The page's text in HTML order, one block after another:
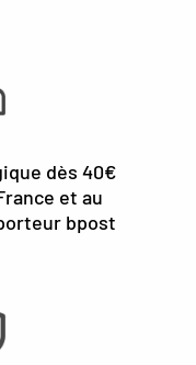
dès 40€
et au
bpost